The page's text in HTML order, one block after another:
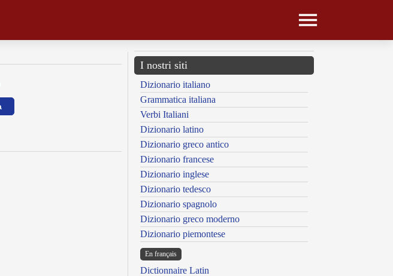
I nostri siti
Dizionario italiano
Grammatica italiana
Verbi Italiani
Dizionario latino
Dizionario greco antico
Dizionario francese
Dizionario inglese
Dizionario tedesco
Dizionario spagnolo
Dizionario greco moderno
Dizionario piemontese
En français
Dictionnaire Latin